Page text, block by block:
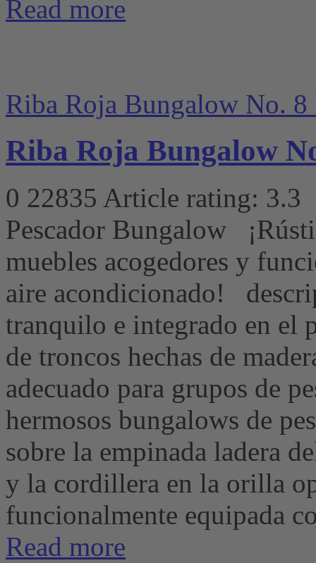
Read more
Riba Roja Bungalow No.
Riba Roja Bungalow
0 22835 Article rating: 3.3
Pescador Bungalow
muebles acogedores y
aire acondicionado!
tranquilo e integrado en el
de troncos hechas de
adecuado para grupos de
hermosos bungalows de
sobre la empinada ladera
y la cordillera en la orilla
funcionalmente equipada
Read more